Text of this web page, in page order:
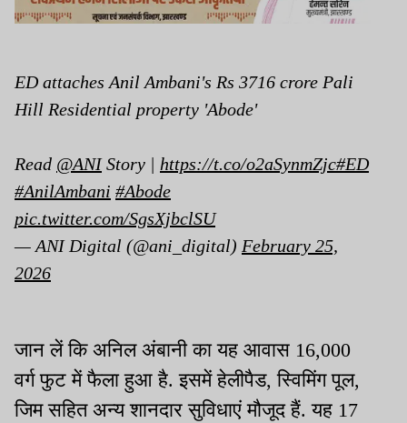
ED attaches Anil Ambani's Rs 3716 crore Pali
Hill Residential property 'Abode'
Read @ANIStory | https://t.co/o2aSynmZjc#ED
#AnilAmbani #Abode
pic.twitter.com/SgsXjbclSU
— ANI Digital (@ani_digital) February 25,
2026
जान लें कि अनिल अंबानी का यह आवास 16,000
वर्ग फुट में फैला हुआ है. इसमें हेलीपैड, स्विमिंग पूल,
जिम सहित अन्य शानदार सुविधाएं मौजूद हैं. यह 17